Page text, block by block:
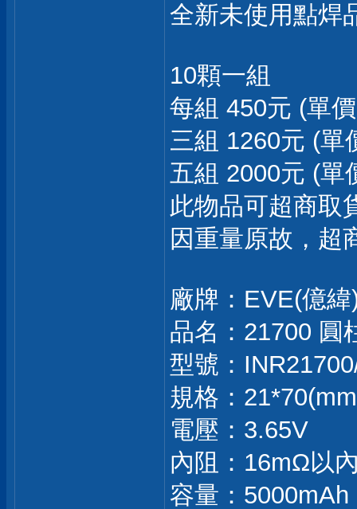
全新未使用點焊
10顆一組
每組 450元 (單
三組 1260元 (單
五組 2000元 (單
此物品可超商取
因重量原故，超
廠牌：EVE(億緯
品名：21700 圓
型號：
規格：
電壓：3.65V
內阻：16mΩ以
容量：5000mAh